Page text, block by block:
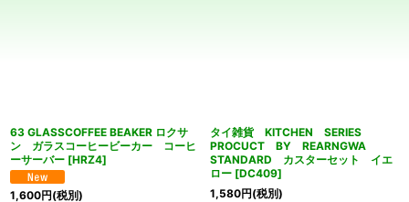
63 GLASSCOFFEE BEAKER ロクサ
ン ガラスコーヒービーカー コーヒ
ーサーバー [HRZ4]
1,600円(税別)
タイ雑貨 KITCHEN SERIES
PROCUCT BY REARNGWA
STANDARD カスターセット イエ
ロー [DC409]
1,580円(税別)